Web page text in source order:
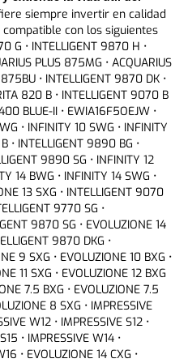
X • ELEGANT 21 X • TWISTER
16X • PREMIUM CARE PRO
CARE 16 SZ • PREMIUM
MADEMSA 16 BZG • MADEMSA
18 SZG • P. CARE PRO 18
I-2 • FMLV I-4 • FLS-5300 •
8700 INOX • MLAV-6500 I •
6501 • FLAV-8800
PRACTICA 8000 S/F • PRACTICA
• PRACTICA 8100 INOX •
BLUE • ACQUARIUS 6505
8750 INOX CD • COMPUTER
F • FLAV 8650 AP CD •
8850 LCD • ACQUARIUS
1 • INTELLIGENT 8770 XL •
8170 INOX • MARGHERITA 7
7800 INOX • FLMB-
PLUS 870 •
PLUS 810 • MARGHERITA
• INTELLIGENT PRO 9750 •
PRO 9050 • INTELLIGENT
• COMPUTER PRO 9250 S •
siempre invertir en calidad
con los siguientes
G • INTELLIGENT 9870 H •
PLUS 875MG • ACQUARIUS
• INTELLIGENT 9870 DK •
820 B • INTELLIGENT 9070 B
BLUE-II • EWIA16F5OEJW •
• INFINITY 10 SWG • INFINITY
• INTELLIGENT 9890 BG •
9890 SG • INFINITY 12
14 BWG • INFINITY 14 SWG •
13 SXG • INTELLIGENT 9070
9770 SG •
9870 SG • EVOLUZIONE 14
9870 DKG •
9 SXG • EVOLUZIONE 10 BXG •
11 SXG • EVOLUZIONE 12 BXG
7.5 BXG • EVOLUZIONE 7.5
8 SXG • IMPRESSIVE
W12 • IMPRESSIVE S12 •
• IMPRESSIVE W14 •
• EVOLUZIONE 14 CXG •